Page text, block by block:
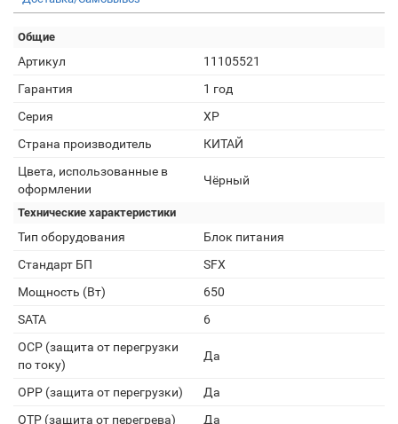
Общие
Артикул
11105521
Гарантия
1 год
Серия
XP
Страна производитель
КИТАЙ
Цвета, использованные в
оформлении
Чёрный
Технические характеристики
Тип оборудования
Блок питания
Стандарт БП
SFX
Мощность (Вт)
650
SATA
6
OCP (защита от перегрузки
по току)
Да
OPP (защита от перегрузки)
Да
OTP (защита от перегрева)
Да